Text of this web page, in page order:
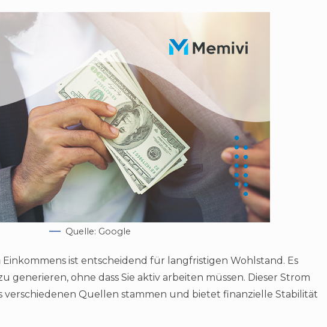
Quelle: Google
Einkommens ist entscheidend für langfristigen Wohlstand. Es
generieren, ohne dass Sie aktiv arbeiten müssen. Dieser Strom
verschiedenen Quellen stammen und bietet finanzielle Stabilität